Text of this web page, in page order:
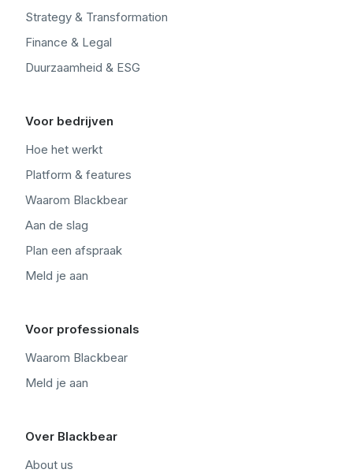
Strategy & Transformation
Finance & Legal
Duurzaamheid & ESG
Voor bedrijven
Hoe het werkt
Platform & features
Waarom Blackbear
Aan de slag
Plan een afspraak
Meld je aan
Voor professionals
Waarom Blackbear
Meld je aan
Over Blackbear
About us